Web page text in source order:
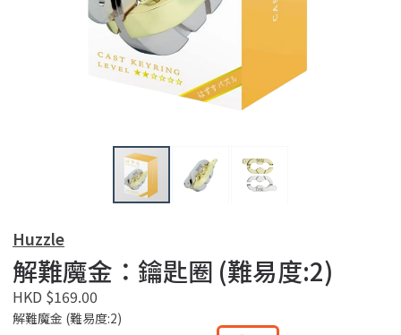
Huzzle
解難魔金：鑰匙圈 (難易度:2)
HKD $169.00
解難魔金 (難易度:2)